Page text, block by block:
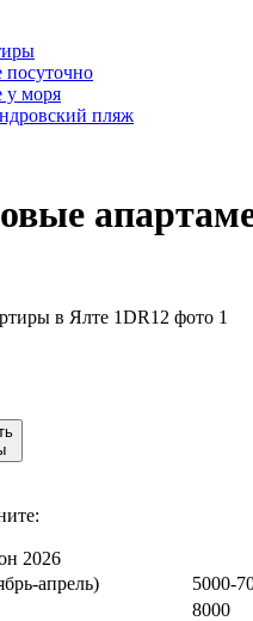
у моря
пляж
2026
апрель)
5000-
8000